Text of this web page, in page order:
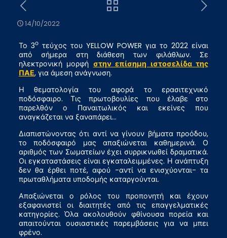
14/10/2022
Το 3οτεύχος του YELLOW POWER για το 2022 είναι
από σήμερα στη διάθεση των φιλάθλων. Σε
ηλεκτρονική μορφή στην επίσημη ιστοσελίδα της
ΠΑΕ, για άμεση ανάγνωση.
Η θεματολογία του αφορά το ερασιτεχνικό
ποδόσφαιρο. Τις πρωτοβουλίες που έλαβε στο
παρελθόν ο Παναιτωλικός και εκείνες που
αναγκάζεται να ξαναπάρει…
Διαπιστώνοντας ότι αντί να γίνουν βήματα προόδου,
το ποδόσφαιρό μας απαξιώνεται καθημερινά. Ο
αριθμός των Σωματείων έχει συρρικνωθεί δραματικά.
Οι εγκαταστάσεις είναι εγκαταλειμμένες. Η ανάπτυξη
δεν θα έρθει ποτέ, αφού -αντί να ενισχύονται- τα
πρωταθλήματα υποδομής καταργούνται.
Απαξιώνεται ο ρόλος του προπονητή και έχουν
εξαφανιστεί οι διαιτητές από τις επαγγελματικές
κατηγορίες. Όλα ακολουθούν φθίνουσα πορεία και
απαιτούνται ουσιαστικές παρεμβάσεις για να μπει
φρένο.